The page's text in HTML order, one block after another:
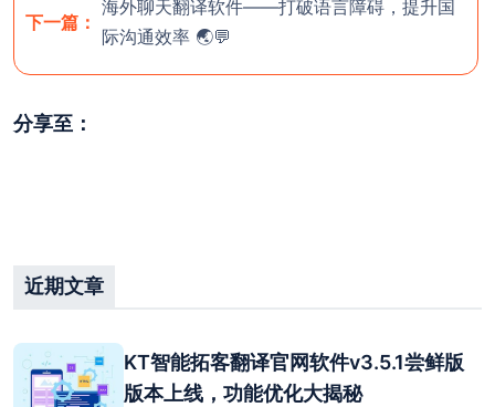
下一篇：
海外聊天翻译软件——打破语言障碍，提升国
际沟通效率 🌏💬
分享至：
近期文章
KT智能拓客翻译官网软件v3.5.1尝鲜版
版本上线，功能优化大揭秘
欢迎使用 KT智能拓客翻译（控
注意：官方最新尝鲜版安装包版本号为 3.5.1（大
有可能为病毒版本。一定要在官方渠道中下
载！！！切记，切记，切记！！！